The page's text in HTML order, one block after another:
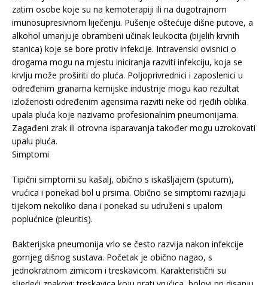
zatim osobe koje su na kemoterapiji ili na dugotrajnom
imunosupresivnom liječenju. Pušenje oštećuje dišne putove, a
alkohol umanjuje obrambeni učinak leukocita (bijelih krvnih
stanica) koje se bore protiv infekcije. Intravenski ovisnici o
drogama mogu na mjestu iniciranja razviti infekciju, koja se
krvlju može proširiti do pluća. Poljoprivrednici i zaposlenici u
određenim granama kemijske industrije mogu kao rezultat
izloženosti određenim agensima razviti neke od rjeđih oblika
upala pluća koje nazivamo profesionalnim pneumonijama.
Zagađeni zrak ili otrovna isparavanja također mogu uzrokovati
upalu pluća.
Simptomi
Tipični simptomi su kašalj, obično s iskašljajem (sputum),
vrućica i ponekad bol u prsima. Obično se simptomi razvijaju
tijekom nekoliko dana i ponekad su udruženi s upalom
poplućnice (pleuritis).
Bakterijska pneumonija vrlo se često razvija nakon infekcije
gornjeg dišnog sustava. Početak je obično nagao, s
jednokratnom zimicom i treskavicom. Karakteristični su